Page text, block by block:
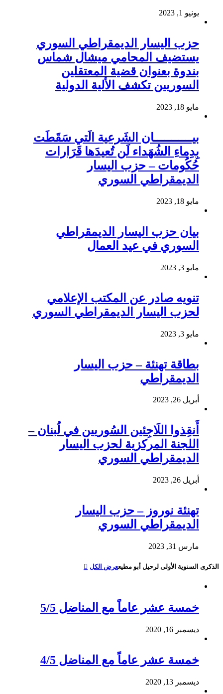
يونيو 1, 2023
حزب اليسار الديمقراطي السوري
يستضيف المحامي ميشال شماس
بندوة بعنوان قضية المعتقلين
السوريين تكشف الألية الدولية
مايو 18, 2023
بيـــــــــــان الشَرعية الَتي سَقَطَت
بِدِماءِ الشُهَداء لَن تُعيدَها قَرَارات
حُكُومات – حزب اليسار
الديمقراطي السوري
مايو 18, 2023
بيان حزب اليسار الديمقراطي
السوري في عيد العمال
مايو 3, 2023
تنويه صادر عن المكتب الإعلامي
لحزب اليسار الديمقراطي السوري
مايو 3, 2023
بطاقة تهنئة – حزب اليسار
الديمقراطي
أبريل 26, 2023
أَنقِذوا اللَاجِئين السُوريين في لُبنان –
اللجنة المركزية لحزب اليسار
الديمقراطي السوري
أبريل 26, 2023
تهنئة نوروز – حزب اليسار
الديمقراطي السوري
مارس 31, 2023
الذكرى السنوية الأولى لرحيل أبو مطيععرض الكل
خمسة عشر عاماً مع المناضل 5/5
ديسمبر 16, 2020
خمسة عشر عاماً مع المناضل 4/5
ديسمبر 13, 2020